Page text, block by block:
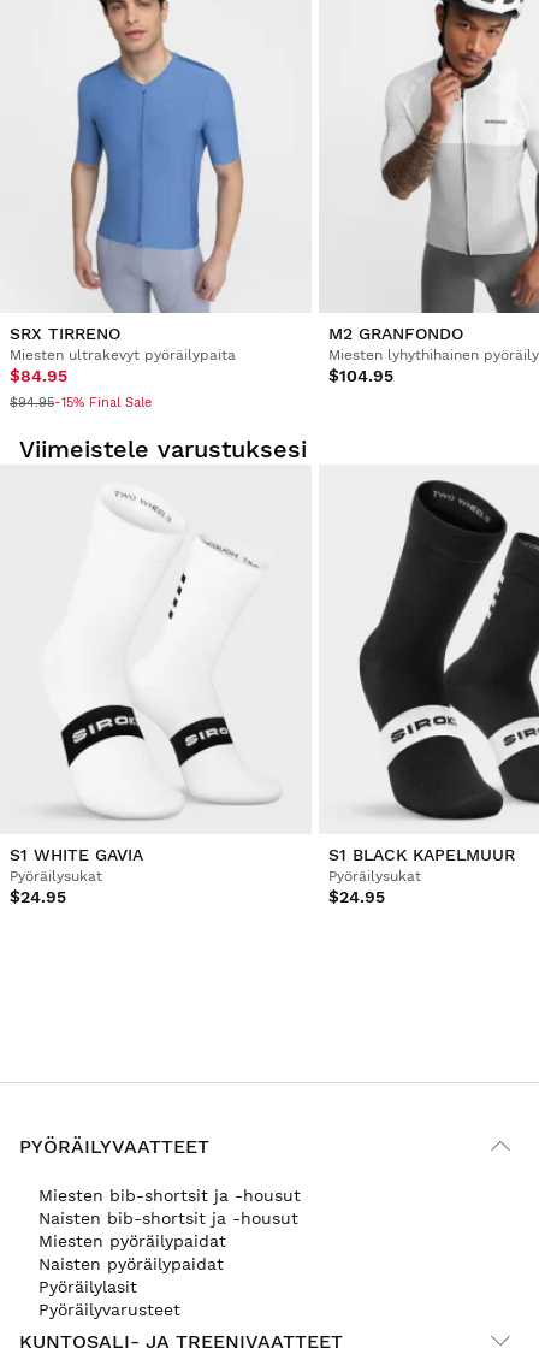
Oliko tämä arvostelu hyödyllinen? 3 vuotta sitten
Jos Van der kamp
Cycling Jersey Siroko M3 Podium L
Et tunne käyttäväsi sitä..
1 henkilö piti arvostelua hyödyllisenä
Oliko tämä arvostelu hyödyllinen?
1 37
SRX TIRRENO
Miesten ultrakevyt pyöräilypaita
$84.95
$94.95-15% Final Sale
M2 GRANFONDO
Miesten lyhythihainen
$104.95
Viimeistele varustuksesi
S1 WHITE GAVIA
Pyöräilysukat
$24.95
S1 BLACK KAPELMUUR
Pyöräilysukat
$24.95
PYÖRÄILYVAATTEET
Miesten bib-shortsit ja -housut
Naisten bib-shortsit ja -housut
Miesten pyöräilypaidat
Naisten pyöräilypaidat
Pyöräilylasit
Pyöräilyvarusteet
KUNTOSALI- JA TREENIVAATTEET